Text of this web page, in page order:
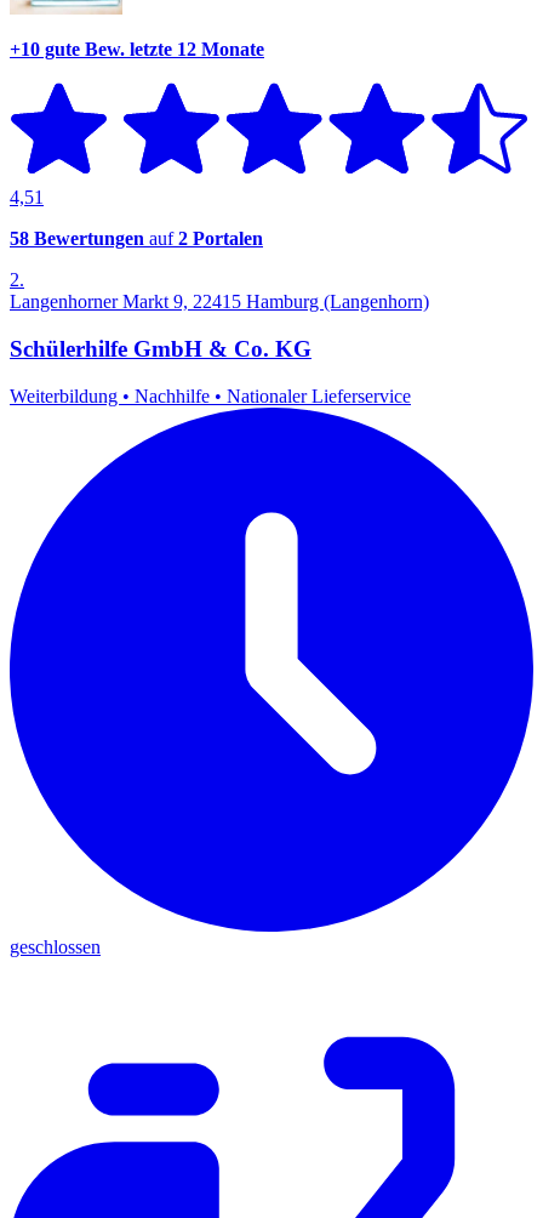
+10 gute Bew. letzte 12 Monate
4,51
58 Bewertungen auf2 Portalen
2.
Langenhorner Markt 9, 22415 Hamburg (Langenhorn)
Schülerhilfe GmbH & Co. KG
Weiterbildung • Nachhilfe • Nationaler Lieferservice
geschlossen